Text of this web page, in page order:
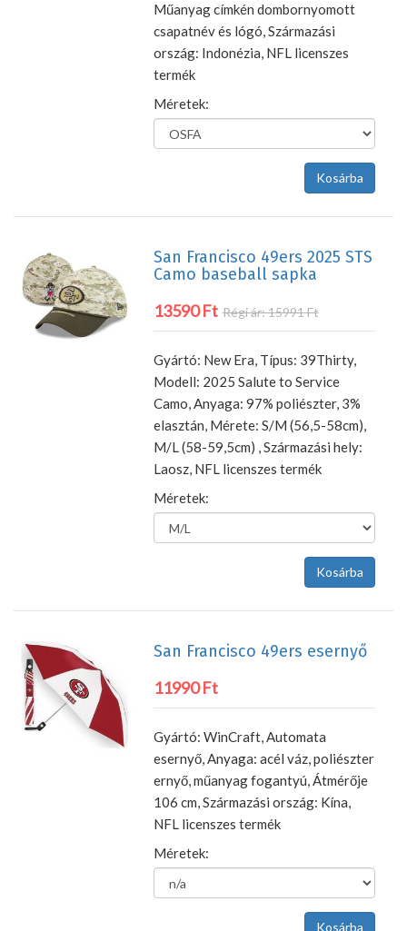
Műanyag címkén dombornyomott
csapatnév és lógó, Származási
ország: Indonézia, NFL licenszes
termék
Méretek:
San Francisco 49ers 2025 STS
Camo baseball sapka
13590 Ft Régi ár: 15991 Ft
Gyártó: New Era, Típus: 39Thirty,
Modell: 2025 Salute to Service
Camo, Anyaga: 97% poliészter, 3%
elasztán, Mérete: S/M (56,5-58cm),
M/L (58-59,5cm) , Származási hely:
Laosz, NFL licenszes termék
Méretek:
San Francisco 49ers esernyő
11990 Ft
Gyártó: WinCraft, Automata
esernyő, Anyaga: acél váz, poliészter
ernyő, műanyag fogantyú, Átmérője
106 cm, Származási ország: Kína,
NFL licenszes termék
Méretek: